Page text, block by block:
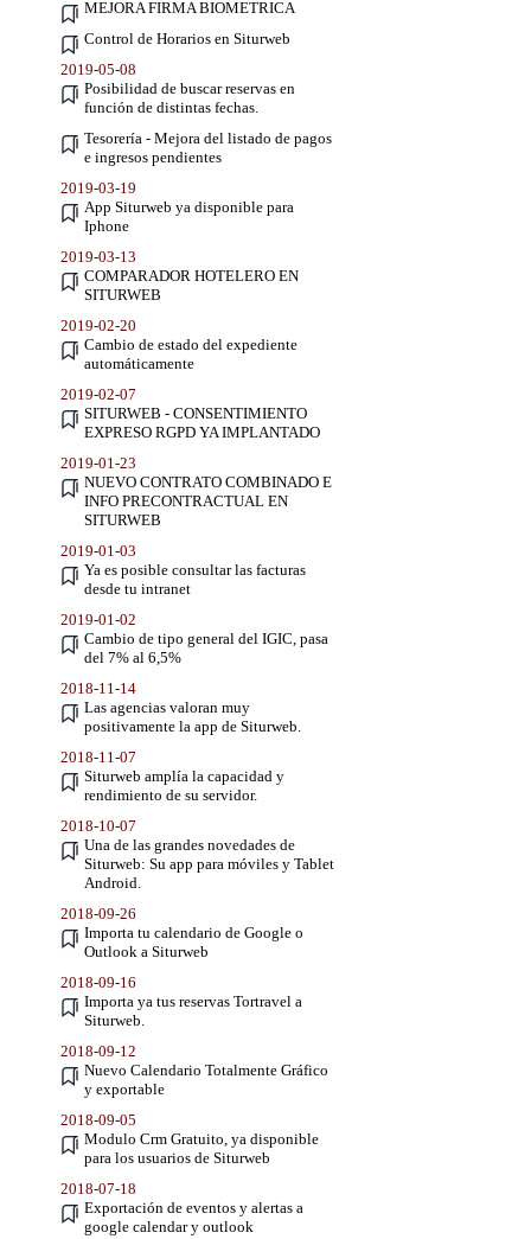
MEJORA FIRMA BIOMETRICA
Control de Horarios en Siturweb
2019-05-08
Posibilidad de buscar reservas en
función de distintas fechas.
Tesorería - Mejora del listado de pagos
e ingresos pendientes
2019-03-19
App Siturweb ya disponible para
Iphone
2019-03-13
COMPARADOR HOTELERO EN
SITURWEB
2019-02-20
Cambio de estado del expediente
automáticamente
2019-02-07
SITURWEB - CONSENTIMIENTO
EXPRESO RGPD YA IMPLANTADO
2019-01-23
NUEVO CONTRATO COMBINADO E
INFO PRECONTRACTUAL EN
SITURWEB
2019-01-03
Ya es posible consultar las facturas
desde tu intranet
2019-01-02
Cambio de tipo general del IGIC, pasa
del 7% al 6,5%
2018-11-14
Las agencias valoran muy
positivamente la app de Siturweb.
2018-11-07
Siturweb amplía la capacidad y
rendimiento de su servidor.
2018-10-07
Una de las grandes novedades de
Siturweb: Su app para móviles y Tablet
Android.
2018-09-26
Importa tu calendario de Google o
Outlook a Siturweb
2018-09-16
Importa ya tus reservas Tortravel a
Siturweb.
2018-09-12
Nuevo Calendario Totalmente Gráfico
y exportable
2018-09-05
Modulo Crm Gratuito, ya disponible
para los usuarios de Siturweb
2018-07-18
Exportación de eventos y alertas a
google calendar y outlook